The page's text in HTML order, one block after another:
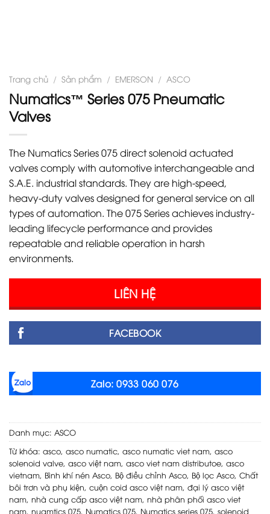
Trang chủ / Sản phẩm / EMERSON / ASCO
Numatics™ Series 075 Pneumatic
Valves
The Numatics Series 075 direct solenoid actuated
valves comply with automotive interchangeable and
S.A.E. industrial standards. They are high-speed,
heavy-duty valves designed for general service on all
types of automation. The 075 Series achieves industry-
leading lifecycle performance and provides
repeatable and reliable operation in harsh
environments.
LIÊN HỆ
FACEBOOK
Zalo: 0933 060 076
Danh mục: ASCO
Từ khóa: asco, asco numatic, asco numatic viet nam, asco
solenoid valve, asco việt nam, asco viet nam distributoe, asco
vietnam, Bình khí nén Asco, Bộ điều chỉnh Asco, Bộ lọc Asco, Chất
bôi trơn và phụ kiện, cuộn coid asco việt nam, đại lý asco việt
nam, nhà cung cấp asco việt nam, nhà phân phối asco viet
nam, nuamtics 075, Numatics 075, Numatics series 075, solenoid